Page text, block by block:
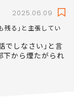
2025.06.09
残る｣と主張してい
でしなさい｣と言
から煙たがられ